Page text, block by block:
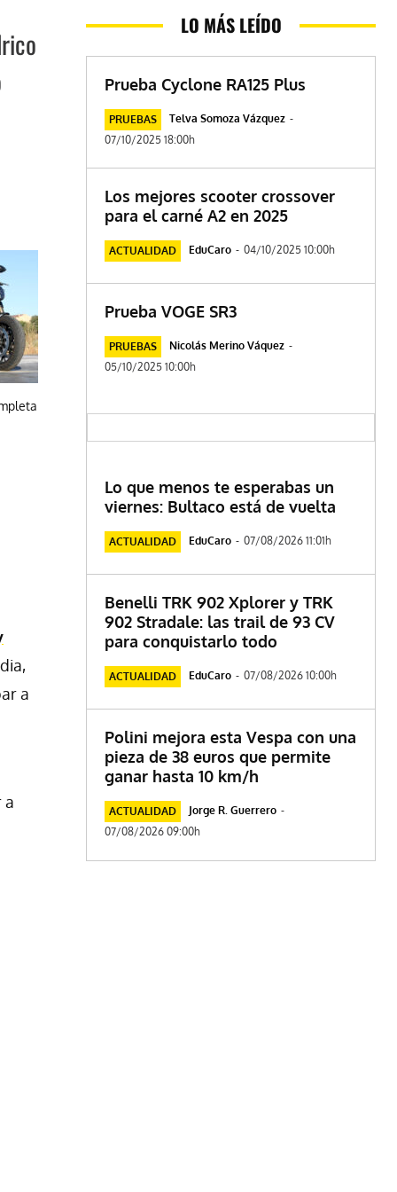
a
a
LO MÁS LEÍDO
Prueba Cyclone RA125 Plus
PRUEBAS Telva Somoza Vázquez -
07/10/2025 18:00h
Los mejores scooter crossover
para el carné A2 en 2025
ACTUALIDAD EduCaro - 04/10/2025 10:00h
Prueba VOGE SR3
PRUEBAS Nicolás Merino Váquez -
05/10/2025 10:00h
Lo que menos te esperabas un
viernes: Bultaco está de vuelta
ACTUALIDAD EduCaro - 07/08/2026 11:01h
Benelli TRK 902 Xplorer y TRK
902 Stradale: las trail de 93 CV
para conquistarlo todo
ACTUALIDAD EduCaro - 07/08/2026 10:00h
Polini mejora esta Vespa con una
pieza de 38 euros que permite
ganar hasta 10 km/h
ACTUALIDAD Jorge R. Guerrero -
07/08/2026 09:00h